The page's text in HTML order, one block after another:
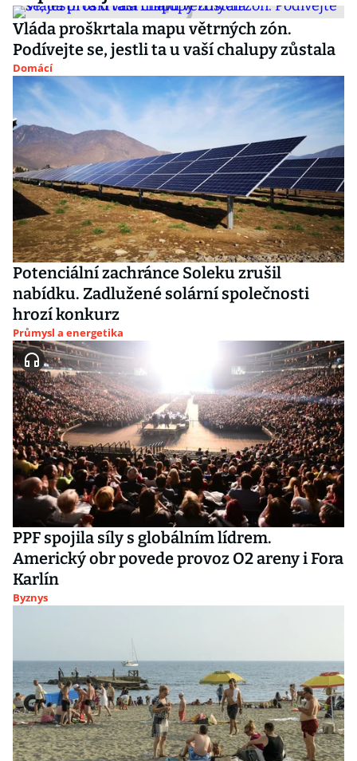
Vláda proškrtala mapu větrných zón.
Podívejte se, jestli ta u vaší chalupy zůstala
Domácí
Potenciální zachránce Soleku zrušil
nabídku. Zadlužené solární společnosti
hrozí konkurz
Průmysl a energetika
PPF spojila síly s globálním lídrem.
Americký obr povede provoz O2 areny i Fora
Karlín
Byznys